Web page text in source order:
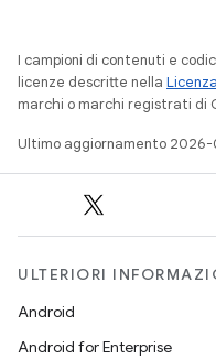
I campioni di contenuti e
licenze descritte nella
marchi o marchi registrati di
Ultimo aggiornamento 2026-
ULTERIORI
Android
Android for Enterprise